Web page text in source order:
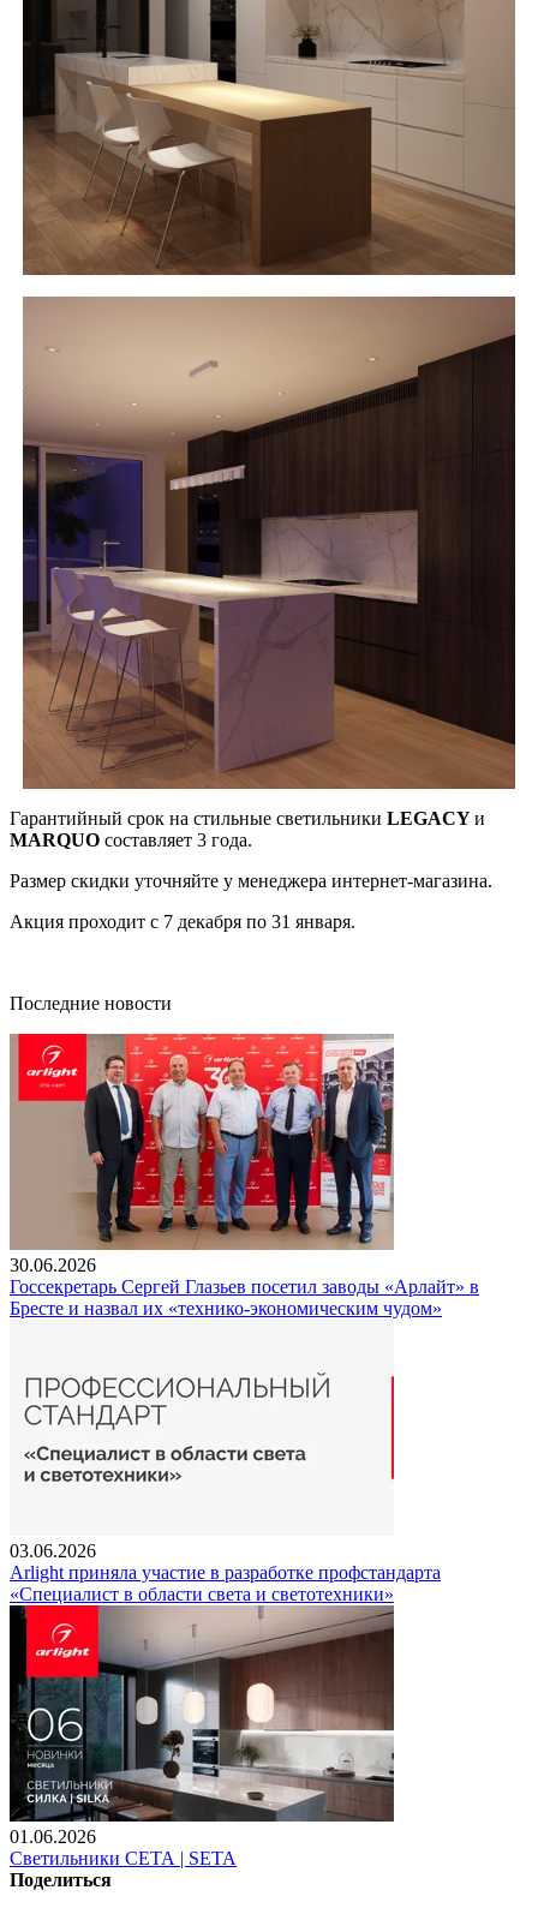
Гарантийный срок на стильные светильники LEGACYи
MARQUO составляет 3 года.
Размер скидки уточняйте у менеджера интернет-магазина.
Акция проходит с 7 декабря по 31 января.
Последние новости
30.06.2026
Госсекретарь Сергей Глазьев посетил заводы «Арлайт» в
Бресте и назвал их «технико-экономическим чудом»
03.06.2026
Arlight приняла участие в разработке профстандарта
«Специалист в области света и светотехники»
01.06.2026
Светильники СЕТА | SETA
Поделиться